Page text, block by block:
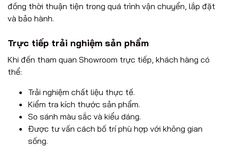
đồng thời thuận tiện trong quá trình vận chuyển, lắp đặt
và bảo hành.
Trực tiếp trải nghiệm sản phẩm
Khi đến tham quan Showroom trực tiếp, khách hàng có
thể:
Trải nghiệm chất liệu thực tế.
Kiểm tra kích thước sản phẩm.
So sánh màu sắc và kiểu dáng.
Được tư vấn cách bố trí phù hợp với không gian
sống.